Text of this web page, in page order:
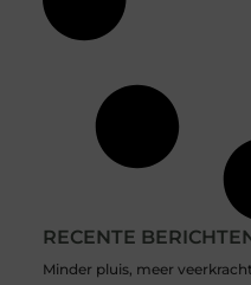
RECENTE
Minder pluis, meer